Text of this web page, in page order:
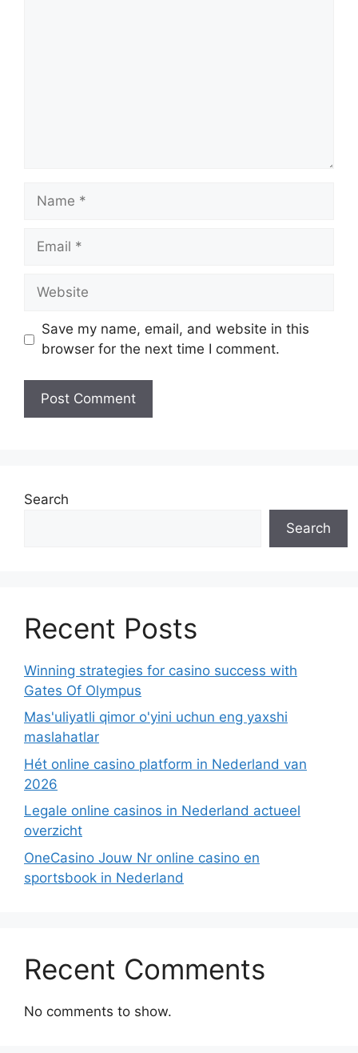
Name
Email
Website
Save my name, email, and website in this
browser for the next time I comment.
Search
Search
Recent Posts
Winning strategies for casino success with
Gates Of Olympus
Mas'uliyatli qimor o'yini uchun eng yaxshi
maslahatlar
Hét online casino platform in Nederland van
2026
Legale online casinos in Nederland actueel
overzicht
OneCasino Jouw Nr online casino en
sportsbook in Nederland
Recent Comments
No comments to show.